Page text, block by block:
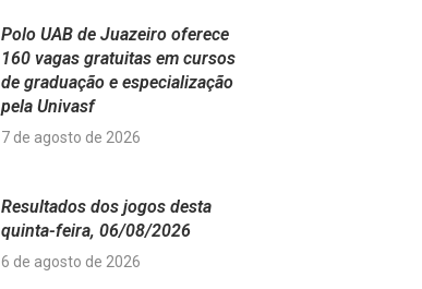
Polo UAB de Juazeiro oferece
160 vagas gratuitas em cursos
de graduação e especialização
pela Univasf
7 de agosto de 2026
Resultados dos jogos desta
quinta-feira, 06/08/2026
6 de agosto de 2026